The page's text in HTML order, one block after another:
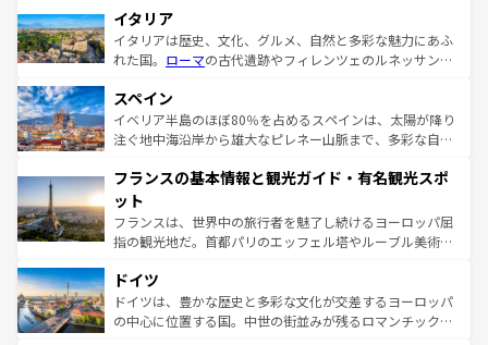
イタリア
イタリアは歴史、文化、グルメ、自然と多彩な魅力にあふ
れた国。 ローマの古代遺跡やフィレンツェのルネッサンス
ろん、トスカーナの美しい田園風景やアマルフィ海岸の絶
景など、自然景観も見逃せない。観光の合間には、本場の
ピザやパスタなど、絶品のイタリア料理を堪能することも
ませてくれるイタリアで、忘れられない旅をしてみよう！
なお、新着のイタリア情報は
しい。
スペイン
イベリア半島のほぼ80％を占めるスペインは、太陽が降り
注ぐ地中海沿岸から雄大なピレネー山脈まで、多彩な自然
文化が根付くこの国では、情熱的なフラメンコ、熱気あふ
れる闘牛、そして美味しいタパスが生活の一部となってい
る。首都マドリードの洗練された雰囲気や、バルセロナの
アートに溢れた街角から、地方では古代ローマ遺跡や中世
せる。地方によって風土や気候が異なるスペインはその個
性で訪れる人を魅了する。 なお、新着のスペイン情報は コ
ンテンツ一覧を参照してほしい。
フランスの基本情報と観光ガイド・有名観光スポ
ット
フランスは、世界中の旅行者を魅了し続けるヨーロッパ屈
指の観光地だ。首都パリのエッフェル塔やルーブル美術館
で、幅広い魅力が詰まっている。華麗な宮殿、歴史的な大
聖堂、美しいビーチ、そして豊かな自然が、訪れる者を心
から魅了する。また、フランスは美食の国としても知ら
ドイツ
ドイツは、豊かな歴史と多彩な文化が交差するヨーロッパ
の中心に位置する国。中世の街並みが残るロマンチック街